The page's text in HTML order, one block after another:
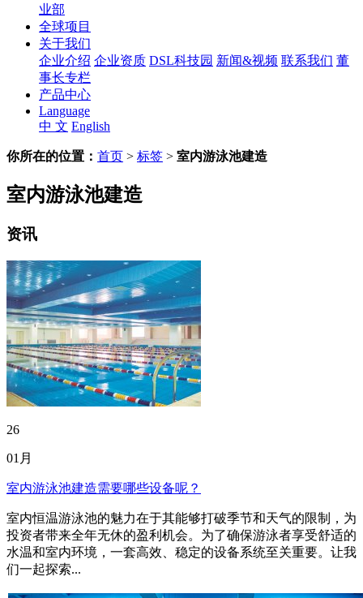
业部
全球项目
关于我们
企业介绍 企业资质 DSL科技园 新闻&视频 联系我们 董
事长专栏
产品中心
Language
中 文 English
你所在的位置： 首页 > 标签 > 室内游泳池建造
室内游泳池建造
资讯
26
01月
室内游泳池建造需要哪些设备呢？
室内恒温游泳池的魅力在于其能够打破季节和天气的限制，为
投资者带来全年无休的盈利机会。为了确保游泳者享受舒适的
水温和室内环境，一套高效、稳定的设备系统至关重要。让我
们一起探索...